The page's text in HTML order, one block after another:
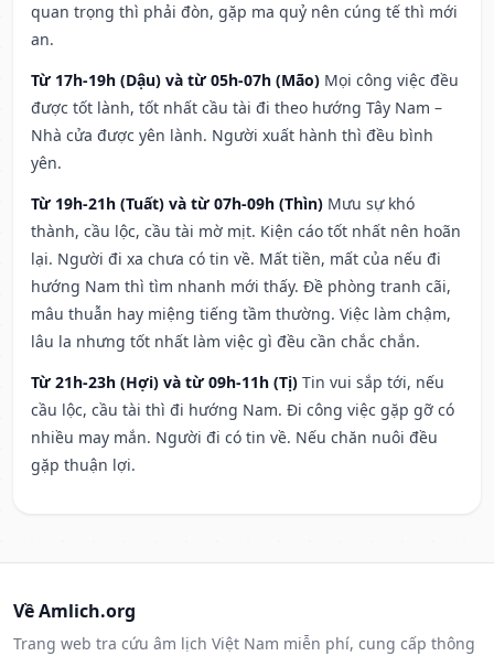
quan trọng thì phải đòn, gặp ma quỷ nên cúng tế thì mới
an.
Từ 17h-19h (Dậu) và từ 05h-07h (Mão) Mọi công việc đều
được tốt lành, tốt nhất cầu tài đi theo hướng Tây Nam –
Nhà cửa được yên lành. Người xuất hành thì đều bình
yên.
Từ 19h-21h (Tuất) và từ 07h-09h (Thìn) Mưu sự khó
thành, cầu lộc, cầu tài mờ mịt. Kiện cáo tốt nhất nên hoãn
lại. Người đi xa chưa có tin về. Mất tiền, mất của nếu đi
hướng Nam thì tìm nhanh mới thấy. Đề phòng tranh cãi,
mâu thuẫn hay miệng tiếng tầm thường. Việc làm chậm,
lâu la nhưng tốt nhất làm việc gì đều cần chắc chắn.
Từ 21h-23h (Hợi) và từ 09h-11h (Tị) Tin vui sắp tới, nếu
cầu lộc, cầu tài thì đi hướng Nam. Đi công việc gặp gỡ có
nhiều may mắn. Người đi có tin về. Nếu chăn nuôi đều
gặp thuận lợi.
Về Amlich.org
Trang web tra cứu âm lịch Việt Nam miễn phí, cung cấp thông